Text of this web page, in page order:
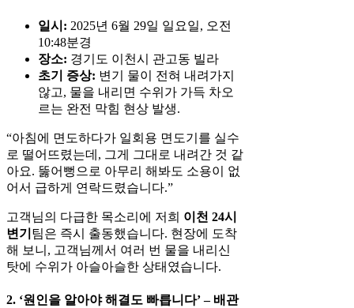
일시: 2025년 6월 29일 일요일, 오전
10:48분경
장소: 경기도 이천시 관고동 빌라
초기 증상: 변기 물이 전혀 내려가지
않고, 물을 내리면 수위가 가득 차오
르는 완전 막힘 현상 발생.
“아침에 면도하다가 일회용 면도기를 실수
로 떨어뜨렸는데, 그게 그대로 내려간 것 같
아요. 뚫어뻥으로 아무리 해봐도 소용이 없
어서 급하게 연락드렸습니다.”
고객님의 다급한 목소리에 저희 이천 24시
변기 팀은 즉시 출동했습니다. 현장에 도착
해 보니, 고객님께서 여러 번 물을 내리신
탓에 수위가 아슬아슬한 상태였습니다.
2. ‘원인을 알아야 해결도 빠릅니다’ – 배관